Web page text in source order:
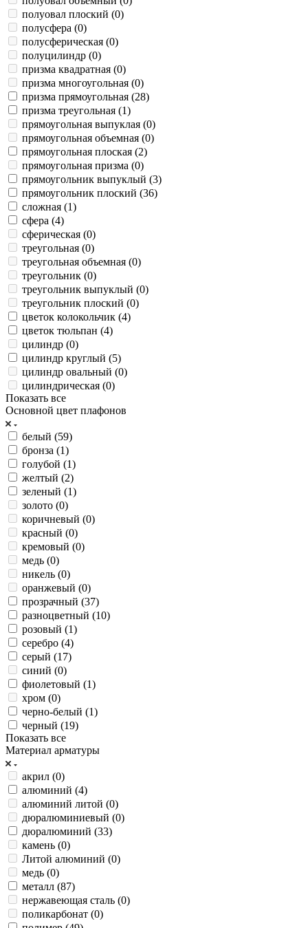
полуовал плоский (0)
полусфера (0)
полусферическая (0)
полуцилиндр (0)
призма квадратная (0)
призма многоугольная (0)
призма прямоугольная (28)
призма треугольная (1)
прямоугольная выпуклая (0)
прямоугольная объемная (0)
прямоугольная плоская (2)
прямоугольная призма (0)
прямоугольник выпуклый (3)
прямоугольник плоский (36)
сложная (1)
сфера (4)
сферическая (0)
треугольная (0)
треугольная объемная (0)
треугольник (0)
треугольник выпуклый (0)
треугольник плоский (0)
цветок колокольчик (4)
цветок тюльпан (4)
цилиндр (0)
цилиндр круглый (5)
цилиндр овальный (0)
цилиндрическая (0)
Показать все
Основной цвет плафонов
белый (59)
бронза (1)
голубой (1)
желтый (2)
зеленый (1)
золото (0)
коричневый (0)
красный (0)
кремовый (0)
медь (0)
никель (0)
оранжевый (0)
прозрачный (37)
разноцветный (10)
розовый (1)
серебро (4)
серый (17)
синий (0)
фиолетовый (1)
хром (0)
черно-белый (1)
черный (19)
Показать все
Материал арматуры
акрил (0)
алюминий (4)
алюминий литой (0)
дюралюминиевый (0)
дюралюминий (33)
камень (0)
Литой алюминий (0)
медь (0)
металл (87)
нержавеющая сталь (0)
поликарбонат (0)